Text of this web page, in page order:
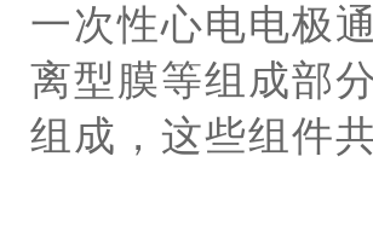
一次性心电电极
离型膜等组成部
组成，这些组件